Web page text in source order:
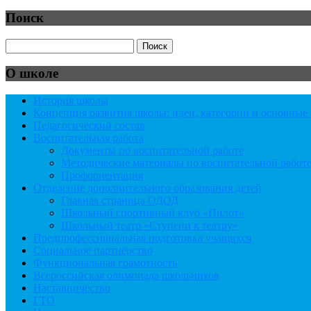
Поиск
О школе
История школы
Концепция развития школы: идеи, категории и
Педагогический состав
Воспитательная работа
Документы по воспитательной работе
Методические материалы по воспитательной работе
Профориентация
Отделение дополнительного образования детей
Главная страница ОДОД
Школьный спортивный клуб «Пилот»
Школьный театр «Ступени к театру»
Предпрофессиональная подготовка учащихся
Социальное партнёрство
Функциональная грамотность
Всероссийская олимпиада школьников
Наставничество
ГТО